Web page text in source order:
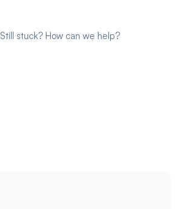
Still stuck? How can we help?